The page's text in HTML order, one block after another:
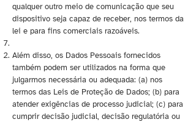
qualquer outro meio de comunicação que seu
dispositivo seja capaz de receber, nos termos da
lei e para fins comerciais razoáveis.
Além disso, os Dados Pessoais fornecidos
também podem ser utilizados na forma que
julgarmos necessária ou adequada: (a) nos
termos das Leis de Proteção de Dados; (b) para
atender exigências de processo judicial; (c) para
cumprir decisão judicial, decisão regulatória ou